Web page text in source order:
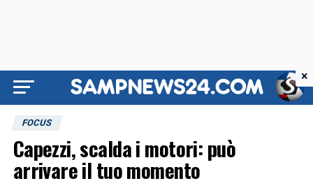
FOCUS
Capezzi, scalda i motori: può
arrivare il tuo momento
×